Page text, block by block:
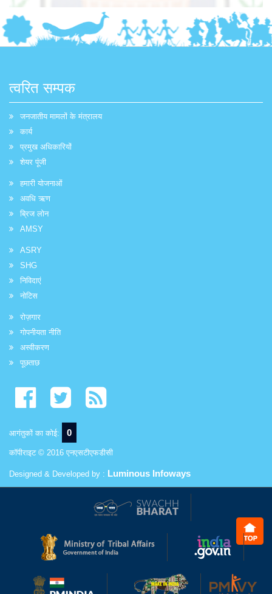
त्वरित सम्पक
जनजातीय मामलों के मंत्रालय
कार्य
प्रमुख अधिकारियों
शेयर पूंजी
हमारी योजनाओं
अवधि ऋण
ब्रिज लोन
AMSY
ASRY
SHG
निविदाएं
नोटिस
रोज़गार
गोपनीयता नीति
अस्वीकरण
पूछताछ
आगंतुकों का कोई: 0
कॉपीराइट © 2016 एनएसटीएफडीसी
Designed & Developed by : Luminous Infoways